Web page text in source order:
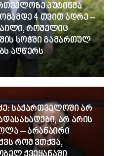
პუტინმა
4 თვით ადრე –
რომელიც
სოჭში გამართულ
აღწერს
საქართველოში არ
არ არის
– არანაირი
რომ ვთქვა,